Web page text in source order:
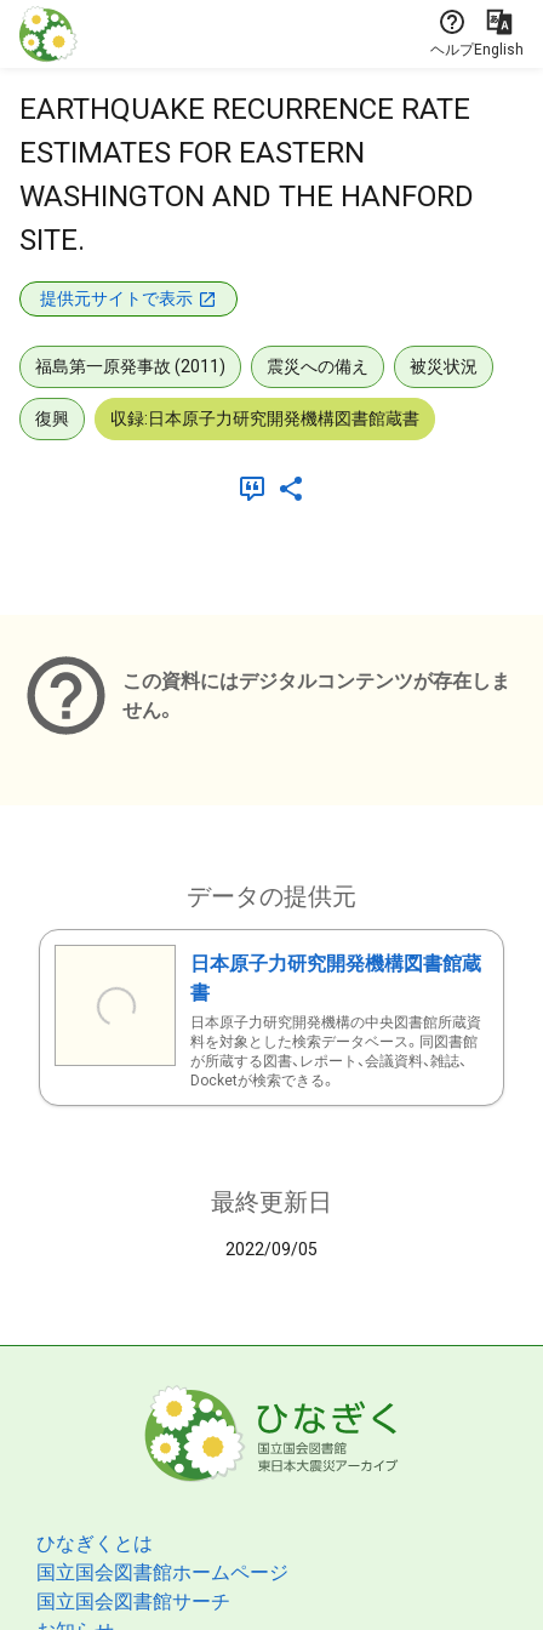
本文に飛ぶ
ヘルプEnglish
EARTHQUAKE RECURRENCE RATE
ESTIMATES FOR EASTERN
WASHINGTON AND THE HANFORD
SITE.
提供元サイトで表示
福島第一原発事故 (2011) 震災への備え 被災状況
復興 収録:日本原子力研究開発機構図書館蔵書
この資料にはデジタルコンテンツが存在しま
せん。
データの提供元
日本原子力研究開発機構図書館蔵
書
日本原子力研究開発機構の中央図書館所蔵資
料を対象とした検索データベース。同図書館
が所蔵する図書、レポート、会議資料、雑誌、
Docketが検索できる。
最終更新日
2022/09/05
ひなぎくとは
国立国会図書館ホームページ
国立国会図書館サーチ